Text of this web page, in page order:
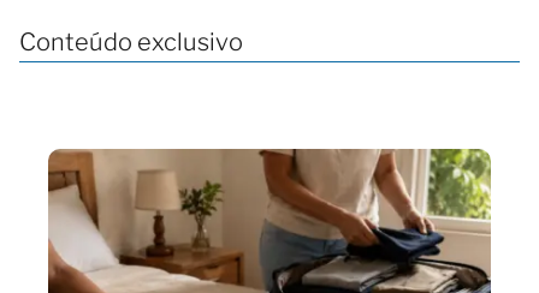
Conteúdo exclusivo